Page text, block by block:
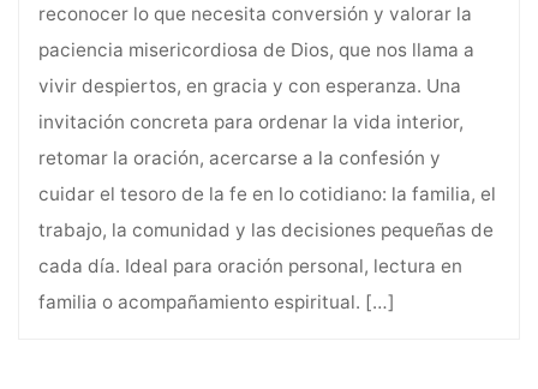
reconocer lo que necesita conversión y valorar la
paciencia misericordiosa de Dios, que nos llama a
vivir despiertos, en gracia y con esperanza. Una
invitación concreta para ordenar la vida interior,
retomar la oración, acercarse a la confesión y
cuidar el tesoro de la fe en lo cotidiano: la familia, el
trabajo, la comunidad y las decisiones pequeñas de
cada día. Ideal para oración personal, lectura en
familia o acompañamiento espiritual. […]